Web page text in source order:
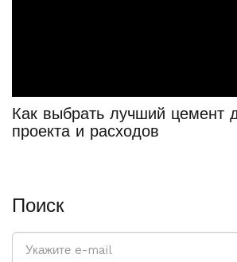
Как выбрать лучший цемент
проекта и расходов
Поиск